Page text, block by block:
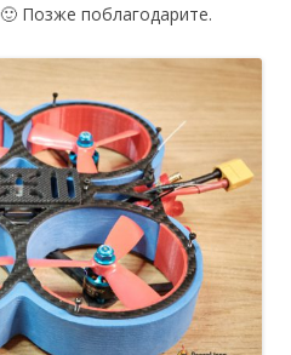
🙂 Позже поблагодарите.